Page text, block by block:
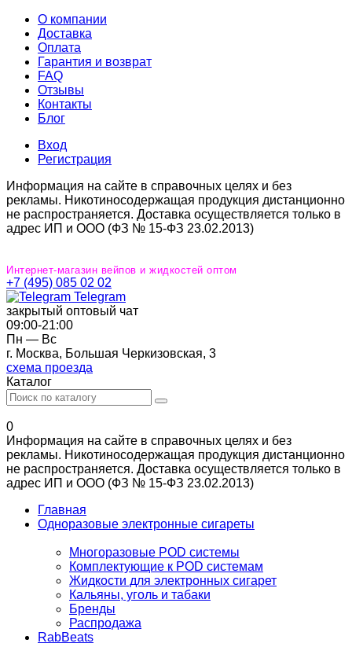
О компании
Доставка
Оплата
Гарантия и возврат
FAQ
Отзывы
Контакты
Блог
Вход
Регистрация
Информация на сайте в справочных целях и без
рекламы. Никотиносодержащая продукция дистанционно
не распространяется. Доставка осуществляется только в
адрес ИП и ООО (ФЗ № 15-ФЗ 23.02.2013)
Интернет-магазин вейпов и жидкостей оптом
+7 (495) 085 02 02
Telegram
закрытый оптовый чат
09:00‐21:00
Пн — Вс
г. Москва, Большая Черкизовская, 3
схема проезда
Каталог
0
Информация на сайте в справочных целях и без
рекламы. Никотиносодержащая продукция дистанционно
не распространяется. Доставка осуществляется только в
адрес ИП и ООО (ФЗ № 15-ФЗ 23.02.2013)
Главная
Одноразовые электронные сигареты
Многоразовые POD системы
Комплектующие к POD системам
Жидкости для электронных сигарет
Кальяны, уголь и табаки
Бренды
Распродажа
RabBeats